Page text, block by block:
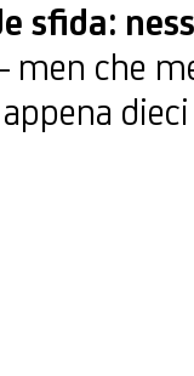
sfida:
men che